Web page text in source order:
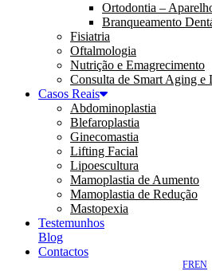
Ortodontia –
Branqueamento
Fisiatria
Oftalmologia
Nutrição e Emagrecimento
Consulta de Smart Aging e
Casos Reais
Abdominoplastia
Blefaroplastia
Ginecomastia
Lifting Facial
Lipoescultura
Mamoplastia de Aumento
Mamoplastia de Redução
Mastopexia
Testemunhos
Blog
Contactos
EN
FR